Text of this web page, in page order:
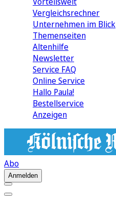
Vergleichsrechner
Unternehmen im Blick
Themenseiten
Altenhilfe
Newsletter
Service FAQ
Online Service
Hallo Paula!
Bestellservice
Anzeigen
Abo
Anmelden